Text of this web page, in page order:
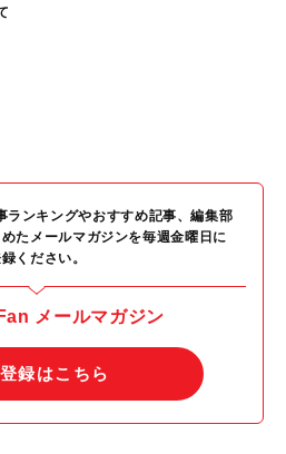
ンキングやおすすめ記事、編集部
たメールマガジンを毎週金曜日に
ください。
メールマガジン
録はこちら